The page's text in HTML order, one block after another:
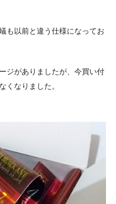
も以前と違う仕様になってお
ジがありましたが、今買い付
くなりました。